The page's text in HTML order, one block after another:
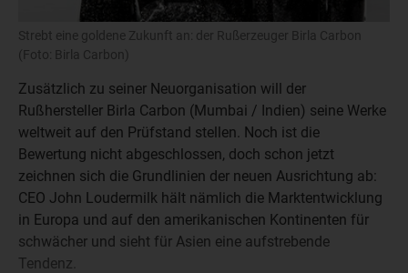
Strebt eine goldene Zukunft an: der Rußerzeuger Birla Carbon
(Foto: Birla Carbon)
Zusätzlich zu seiner Neuorganisation will der
Rußhersteller Birla Carbon (Mumbai / Indien) seine Werke
weltweit auf den Prüfstand stellen. Noch ist die
Bewertung nicht abgeschlossen, doch schon jetzt
zeichnen sich die Grundlinien der neuen Ausrichtung ab:
CEO John Loudermilk hält nämlich die Marktentwicklung
in Europa und auf den amerikanischen Kontinenten für
schwächer und sieht für Asien eine aufstrebende
Tendenz.